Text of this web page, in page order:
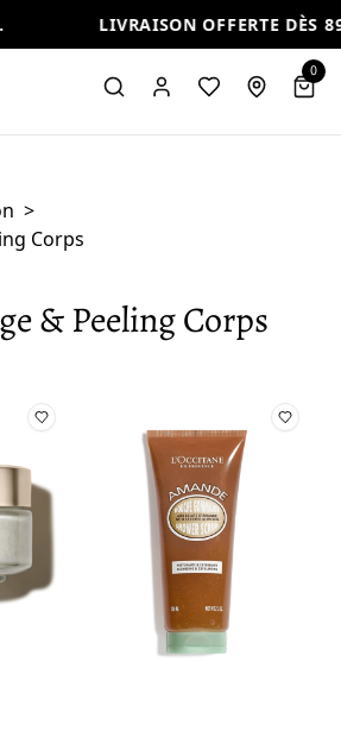
LIVRAISON OFFERTE DÈS
0
>
Corps
& Peeling Corps